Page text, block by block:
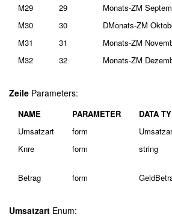
M29
29
Monats-ZM
M30
30
DMonats-ZM
M31
31
Monats-ZM
M32
32 Monats-ZM
Zeile Parameters:
NAME PARAMETER DATA
Umsatzart
form
Knre
form string
Betrag form
Umsatzart Enum: